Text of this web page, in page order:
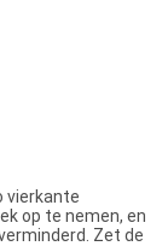
vierkante
op te nemen, en
Zet de